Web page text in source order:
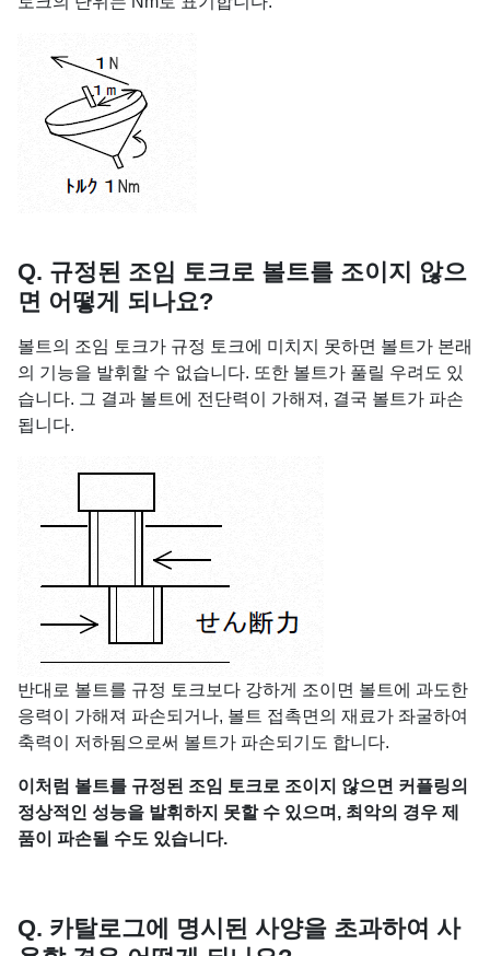
Q. 규정된 조임 토크로 볼트를 조이지 않으
면 어떻게 되나요?
볼트의 조임 토크가 규정 토크에 미치지 못하면 볼트가 본래
의 기능을 발휘할 수 없습니다. 또한 볼트가 풀릴 우려도 있
습니다. 그 결과 볼트에 전단력이 가해져, 결국 볼트가 파손
됩니다.
반대로 볼트를 규정 토크보다 강하게 조이면 볼트에 과도한
응력이 가해져 파손되거나, 볼트 접촉면의 재료가 좌굴하여
축력이 저하됨으로써 볼트가 파손되기도 합니다.
이처럼 볼트를 규정된 조임 토크로 조이지 않으면 커플링의
정상적인 성능을 발휘하지 못할 수 있으며, 최악의 경우 제
품이 파손될 수도 있습니다.
Q. 카탈로그에 명시된 사양을 초과하여 사